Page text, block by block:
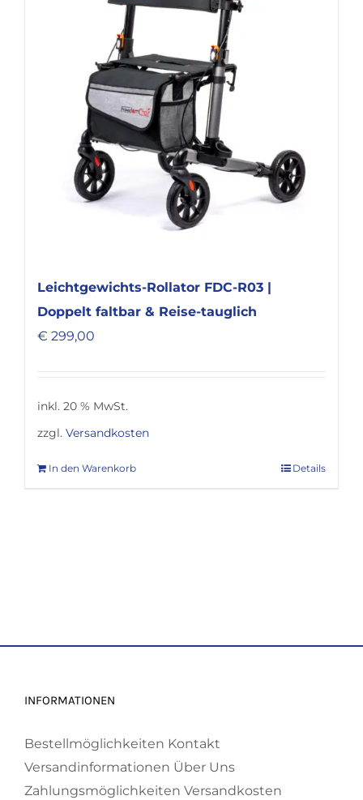
Leichtgewichts-Rollator FDC-R03 |
Doppelt faltbar & Reise-tauglich
€ 299,00
inkl. 20 % MwSt.
zzgl. Versandkosten
In den Warenkorb Details
INFORMATIONEN
Bestellmöglichkeiten Kontakt
Versandinformationen Über Uns
Zahlungsmöglichkeiten Versandkosten